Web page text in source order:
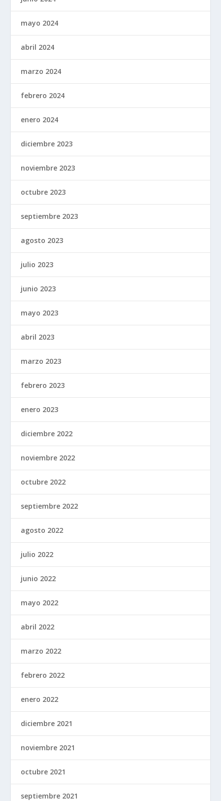
mayo 2024
abril 2024
marzo 2024
febrero 2024
enero 2024
diciembre 2023
noviembre 2023
octubre 2023
septiembre 2023
agosto 2023
julio 2023
junio 2023
mayo 2023
abril 2023
marzo 2023
febrero 2023
enero 2023
diciembre 2022
noviembre 2022
octubre 2022
septiembre 2022
agosto 2022
julio 2022
junio 2022
mayo 2022
abril 2022
marzo 2022
febrero 2022
enero 2022
diciembre 2021
noviembre 2021
octubre 2021
septiembre 2021